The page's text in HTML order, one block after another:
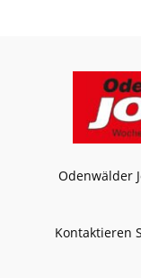
Odenwälder
Kontaktieren